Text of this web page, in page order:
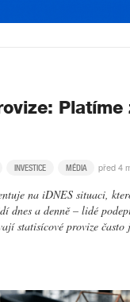
INVESTICE MÉDIA před 4
na iDNES situaci,
dnes a denně – lidé
statisícové provize často